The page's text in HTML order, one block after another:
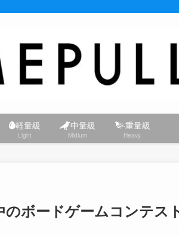
軽量級
Light
中量級
Midium
重量級
Heavy
のボードゲームコンテス